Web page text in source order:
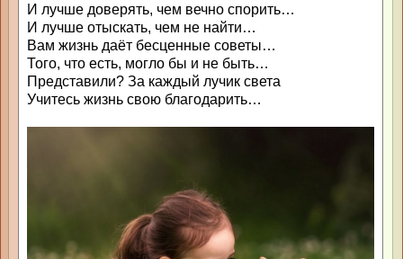
И лучше доверять, чем вечно спорить…
И лучше отыскать, чем не найти…
Вам жизнь даёт бесценные советы…
Того, что есть, могло бы и не быть…
Представили? За каждый лучик света
Учитесь жизнь свою благодарить…